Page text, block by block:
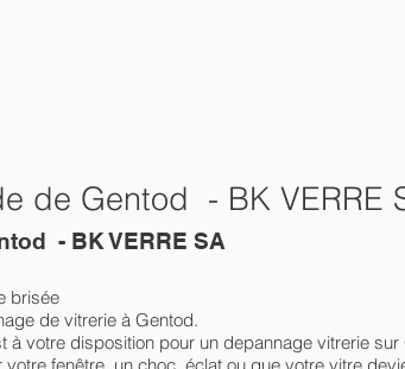
de Gentod - BK VERRE
- BK VERRE SA
brisée
de vitrerie à Gentod.
à votre disposition pour un depannage vitrerie sur